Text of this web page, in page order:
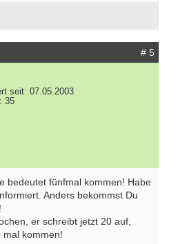
# 5
seit: 07.05.2003
35
bedeutet fünfmal kommen! Habe
Anders bekommst Du
er schreibt jetzt 20 auf,
mal kommen!